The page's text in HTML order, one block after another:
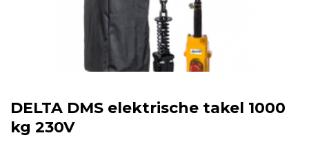
DELTA DMS elektrische takel 1000
kg 230V